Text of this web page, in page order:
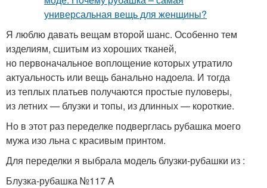
Я люблю давать вещам второй шанс. Особенно тем
изделиям, сшитым из хороших тканей,
но первоначальное воплощение которых утратило
актуальность или вещь банально надоела. И тогда
из теплых платьев получаются простые пуловеры,
из летних — блузки и топы, из длинных — короткие.
Но в этот раз переделке подверглась рубашка моего
мужа изо льна с красивым принтом.
Для переделки я выбрала модель блузки-рубашки из :
Блузка-рубашка №117 A